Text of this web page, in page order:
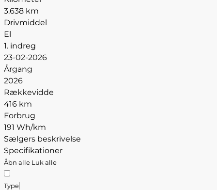
3.638 km
Drivmiddel
El
1. indreg
23-02-2026
Årgang
2026
Rækkevidde
416 km
Forbrug
191 Wh/km
Sælgers beskrivelse
Specifikationer
Åbn alle Luk alle
Type